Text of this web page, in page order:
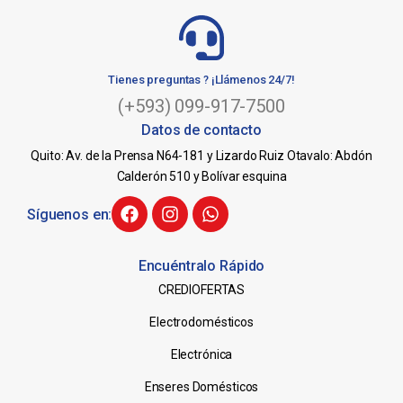
Tienes preguntas ? ¡Llámenos 24/7!
(+593) 099-917-7500
Datos de contacto
Quito: Av. de la Prensa N64-181 y Lizardo Ruiz Otavalo: Abdón
Calderón 510 y Bolívar esquina
Síguenos en:
Encuéntralo Rápido
CREDIOFERTAS
Electrodomésticos
Electrónica
Enseres Domésticos